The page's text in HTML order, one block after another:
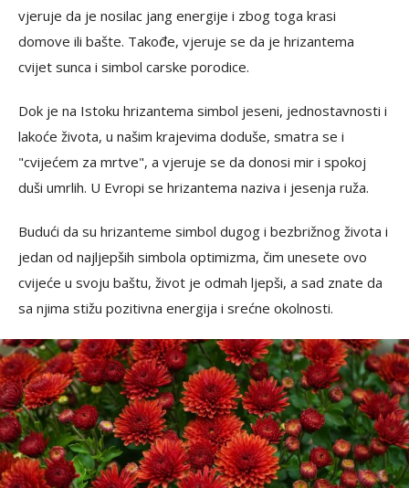
vjeruje da je nosilac jang energije i zbog toga krasi
domove ili bašte. Takođe, vjeruje se da je hrizantema
cvijet sunca i simbol carske porodice.
Dok je na Istoku hrizantema simbol jeseni, jednostavnosti i
lakoće života, u našim krajevima doduše, smatra se i
"cvijećem za mrtve", a vjeruje se da donosi mir i spokoj
duši umrlih. U Evropi se hrizantema naziva i jesenja ruža.
Budući da su hrizanteme simbol dugog i bezbrižnog života i
jedan od najljepših simbola optimizma, čim unesete ovo
cvijeće u svoju baštu, život je odmah ljepši, a sad znate da
sa njima stižu pozitivna energija i srećne okolnosti.